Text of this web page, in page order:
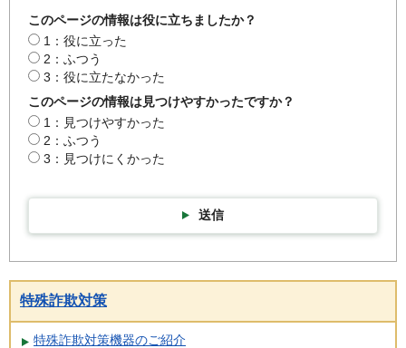
このページの情報は役に立ちましたか？
1：役に立った
2：ふつう
3：役に立たなかった
このページの情報は見つけやすかったですか？
1：見つけやすかった
2：ふつう
3：見つけにくかった
送信
特殊詐欺対策
特殊詐欺対策機器のご紹介